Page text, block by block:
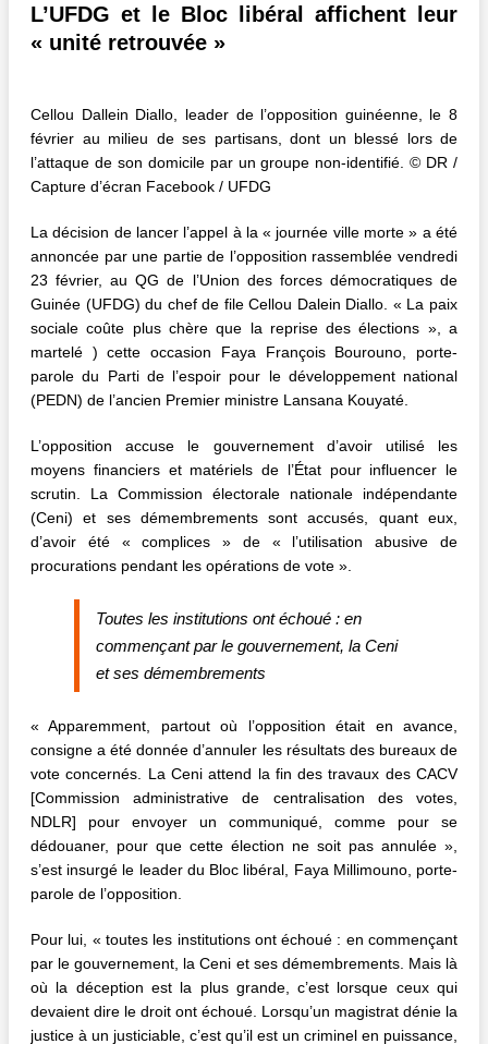
L’UFDG et le Bloc libéral affichent leur
« unité retrouvée »
Cellou Dallein Diallo, leader de l’opposition guinéenne, le 8
février au milieu de ses partisans, dont un blessé lors de
l’attaque de son domicile par un groupe non-identifié. © DR /
Capture d’écran Facebook / UFDG
La décision de lancer l’appel à la « journée ville morte » a été
annoncée par une partie de l’opposition rassemblée vendredi
23 février, au QG de l’Union des forces démocratiques de
Guinée (UFDG) du chef de file Cellou Dalein Diallo. « La paix
sociale coûte plus chère que la reprise des élections », a
martelé ) cette occasion Faya François Bourouno, porte-
parole du Parti de l’espoir pour le développement national
(PEDN) de l’ancien Premier ministre Lansana Kouyaté.
L’opposition accuse le gouvernement d’avoir utilisé les
moyens financiers et matériels de l’État pour influencer le
scrutin. La Commission électorale nationale indépendante
(Ceni) et ses démembrements sont accusés, quant eux,
d’avoir été « complices » de « l’utilisation abusive de
procurations pendant les opérations de vote ».
Toutes les institutions ont échoué : en
commençant par le gouvernement, la Ceni
et ses démembrements
« Apparemment, partout où l’opposition était en avance,
consigne a été donnée d’annuler les résultats des bureaux de
vote concernés. La Ceni attend la fin des travaux des CACV
[Commission administrative de centralisation des votes,
NDLR] pour envoyer un communiqué, comme pour se
dédouaner, pour que cette élection ne soit pas annulée »,
s’est insurgé le leader du Bloc libéral, Faya Millimouno, porte-
parole de l’opposition.
Pour lui, « toutes les institutions ont échoué : en commençant
par le gouvernement, la Ceni et ses démembrements. Mais là
où la déception est la plus grande, c’est lorsque ceux qui
devaient dire le droit ont échoué. Lorsqu’un magistrat dénie la
justice à un justiciable, c’est qu’il est un criminel en puissance,